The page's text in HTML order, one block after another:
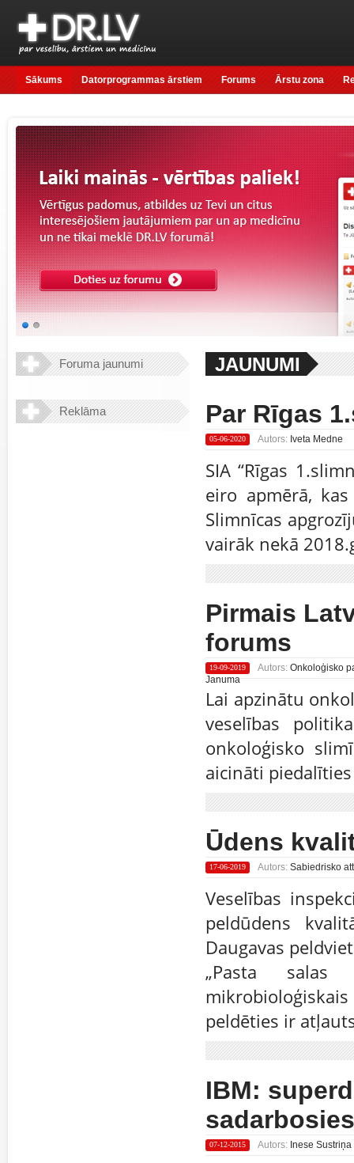
Sākums Datorprogrammas ārstiem Forums Ārstu zona
Foruma jaunumi
Reklāma
JAUNUMI
Par Rīgas
05-06-2020 Autors: Iveta Medne
SIA “Rīgas
eiro apmērā,
Slimnīcas
vairāk nekā
Pirmais
forums
19-09-2019 Autors: Onkoloģisko
Januma
Lai apzinātu
veselības
onkoloģisko
aicināti
Ūdens
17-06-2019 Autors: Sabiedrisko
Veselības
peldūdens
Daugavas
„Pasta salas
peldēties ir
IBM:
07-12-2015 Autors: Inese Sustriņa